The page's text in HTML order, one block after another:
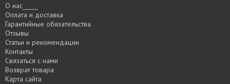
О нас_____
Оплата и доставка
Гарантийные обязательства
Отзывы
Статьи и рекомендации
Контакты
Связаться с нами
Возврат товара
Карта сайта